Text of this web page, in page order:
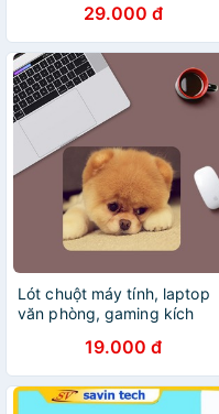
Macbook Máy ảnh Màn hình
29.000 đ
Lót chuột máy tính, laptop
văn phòng, gaming kích
giá tốt, độ bền cao, hình ảnh
đẹp
19.000 đ